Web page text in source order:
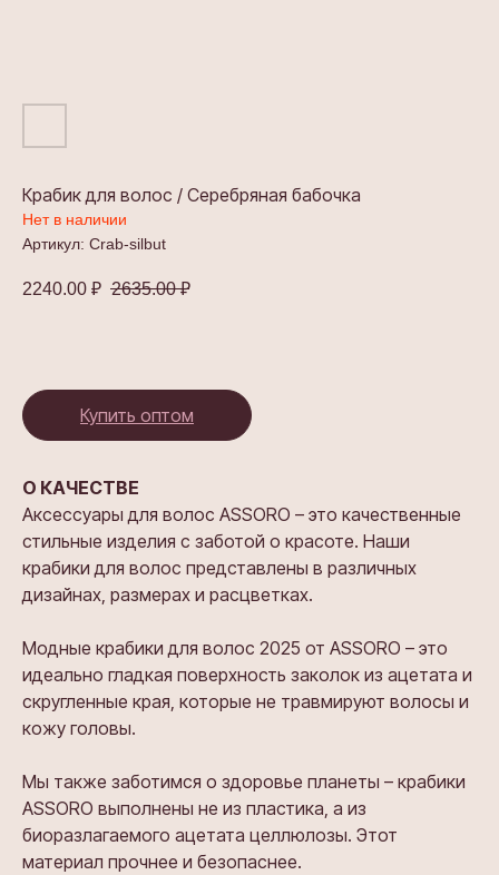
Крабик для волос / Серебряная бабочка
Нет в наличии
Артикул: Crab-silbut
2240.00 ₽ 2635.00 ₽
Купить оптом
О КАЧЕСТВЕ
Аксессуары для волос ASSORO – это качественные
стильные изделия с заботой о красоте. Наши
крабики для волос представлены в различных
дизайнах, размерах и расцветках.
Модные крабики для волос 2025 от ASSORO – это
идеально гладкая поверхность заколок из ацетата и
скругленные края, которые не травмируют волосы и
кожу головы.
Мы также заботимся о здоровье планеты – крабики
ASSORO выполнены не из пластика, а из
биоразлагаемого ацетата целлюлозы. Этот
материал прочнее и безопаснее.